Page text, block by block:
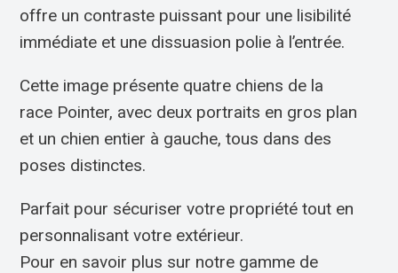
offre un contraste puissant pour une lisibilité
immédiate et une dissuasion polie à l’entrée.
Cette image présente quatre chiens de la
race Pointer, avec deux portraits en gros plan
et un chien entier à gauche, tous dans des
poses distinctes.
Parfait pour sécuriser votre propriété tout en
personnalisant votre extérieur.
Pour en savoir plus sur notre gamme de